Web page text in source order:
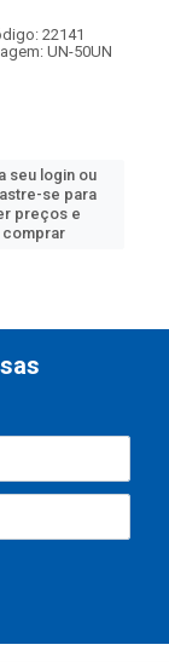
22141
UN-50UN
seu login ou
se para
preços e
comprar